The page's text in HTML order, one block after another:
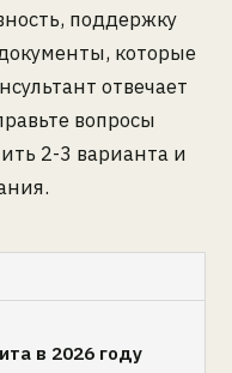
поддержку
которые
отвечает
вопросы
2-3 варианта и
в 2026 году